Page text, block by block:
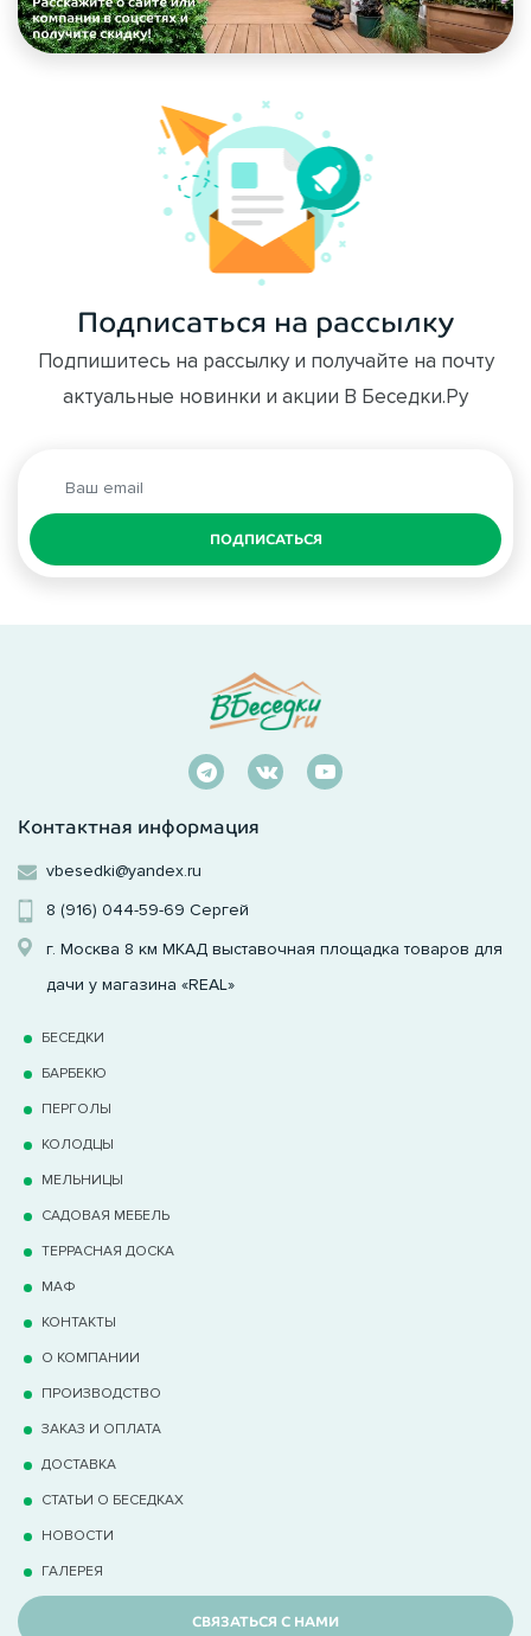
Подписаться на рассылку
Подпишитесь на рассылку и получайте на почту
актуальные новинки и акции В Беседки.Ру
ПОДПИСАТЬСЯ
Контактная информация
vbesedki@yandex.ru
8 (916) 044-59-69 Сергей
г. Москва 8 км МКАД выставочная площадка товаров для
дачи у магазина «REAL»
БЕСЕДКИ
БАРБЕКЮ
ПЕРГОЛЫ
КОЛОДЦЫ
МЕЛЬНИЦЫ
САДОВАЯ МЕБЕЛЬ
ТЕРРАCНАЯ ДОСКА
МАФ
КОНТАКТЫ
О КОМПАНИИ
ПРОИЗВОДСТВО
ЗАКАЗ И ОПЛАТА
ДОСТАВКА
СТАТЬИ О БЕСЕДКАХ
НОВОСТИ
ГАЛЕРЕЯ
СВЯЗАТЬСЯ С НАМИ